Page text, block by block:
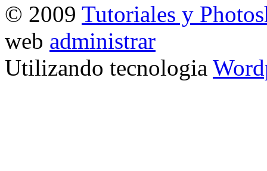
© 2009 Tutoriales y
web administrar
Utilizando tecnologia